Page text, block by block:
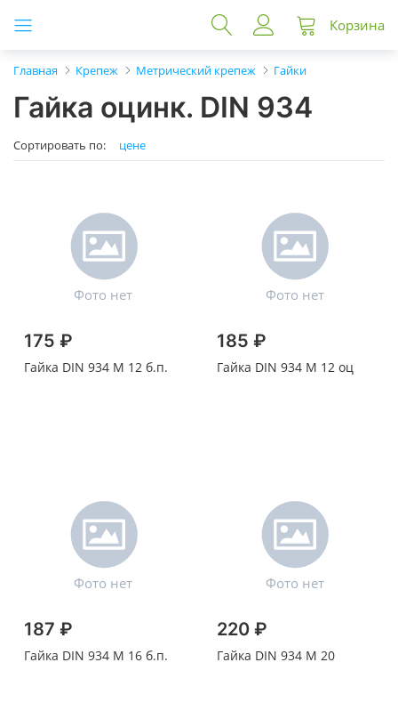
Корзина
Главная Крепеж Метрический крепеж Гайки
Гайка оцинк. DIN 934
Сортировать по: цене
175 ₽
Гайка DIN 934 M 12 б.п.
185 ₽
Гайка DIN 934 M 12 оц
187 ₽
Гайка DIN 934 M 16 б.п.
220 ₽
Гайка DIN 934 M 20